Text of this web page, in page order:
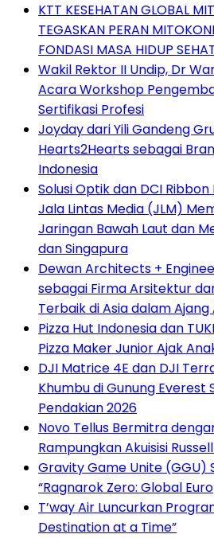
KTT KESEHATAN GLOBAL
TEGASKAN PERAN
FONDASI MASA HIDUP
Wakil Rektor II Undip, Dr
Acara Workshop
Sertifikasi Profesi
Joyday dari Yili Gandeng
Hearts2Hearts sebagai
Indonesia
Solusi Optik dan DCI
Jala Lintas Media (JLM)
Jaringan Bawah Laut dan
dan Singapura
Dewan Architects +
sebagai Firma Arsitektur
Terbaik di Asia dalam Ajang
Pizza Hut Indonesia dan
Pizza Maker Junior Ajak
DJI Matrice 4E dan DJI
Khumbu di Gunung Everest
Pendakian 2026
Novo Tellus Bermitra
Rampungkan Akuisisi
Gravity Game Unite (GGU)
“Ragnarok Zero: Global
T’way Air Luncurkan
Destination at a Time”